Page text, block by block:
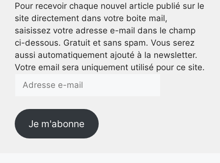
Pour recevoir chaque nouvel article publié sur le
site directement dans votre boite mail,
saisissez votre adresse e-mail dans le champ
ci-dessous. Gratuit et sans spam. Vous serez
aussi automatiquement ajouté à la newsletter.
Votre email sera uniquement utilisé pour ce site.
e-
Je m'abonne